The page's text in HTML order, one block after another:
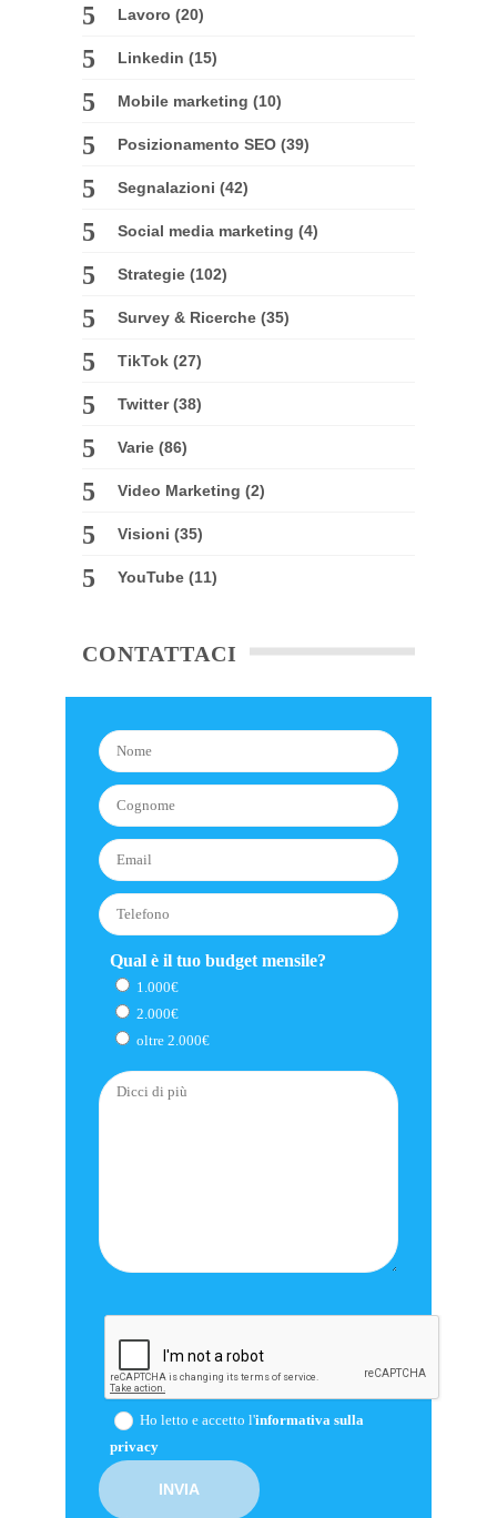
Lavoro (20)
Linkedin (15)
Mobile marketing (10)
Posizionamento SEO (39)
Segnalazioni (42)
Social media marketing (4)
Strategie (102)
Survey & Ricerche (35)
TikTok (27)
Twitter(38)
Varie (86)
Video Marketing (2)
Visioni (35)
YouTube (11)
CONTATTACI
Qual è il tuo budget mensile?
1.000€
2.000€
oltre 2.000€
Ho letto e accetto l'informativa sulla
privacy